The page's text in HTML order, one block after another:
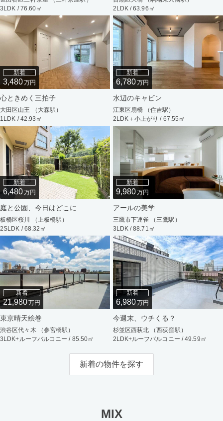
3LDK / 76.60㎡
2LDK / 63.96㎡
新着
3,480万円
心ときめく三拍子
大田区山王 （大森駅）
1LDK / 42.93㎡
新着
6,780万円
水辺のキャビン
江東区扇橋 （住吉駅）
2LDK＋小上がり / 67.55㎡
新着
6,480万円
庭と公園、今日はどこに
板橋区桜川 （上板橋駅）
2SLDK / 68.32㎡
新着
9,980万円
アールの美学
三鷹市下連雀 （三鷹駅）
3LDK / 88.71㎡
新着
21,980万円
東京晴天絵巻
渋谷区代々木 （参宮橋駅）
3LDK+ルーフバルコニー / 85.50㎡
新着
6,980万円
今週末、ウチくる？
杉並区西荻北 （西荻窪駅）
2LDK+ルーフバルコニー / 49.59㎡
新着の物件を探す
MIX